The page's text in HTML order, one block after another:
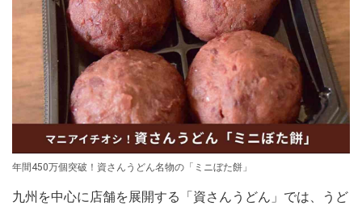
年間450万個突破！資さんうどん名物の「ミニぼた餅」
九州を中心に店舗を展開する「資さんうどん」では、うど